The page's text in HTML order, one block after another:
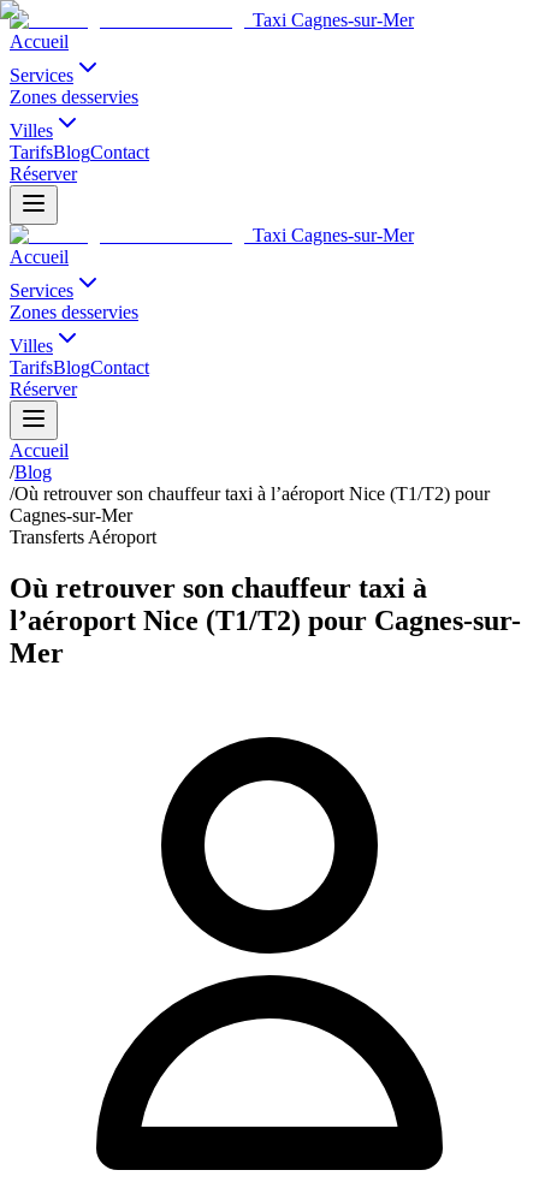
Taxi Cagnes-sur-Mer
Accueil
Services
Zones desservies
Villes
TarifsBlogContact
Réserver
Taxi Cagnes-sur-Mer
Accueil
Services
Zones desservies
Villes
TarifsBlogContact
Réserver
Accueil
/Blog
/Où retrouver son chauffeur taxi à l’aéroport Nice (T1/T2) pour
Cagnes-sur-Mer
Transferts Aéroport
Où retrouver son chauffeur taxi à
l’aéroport Nice (T1/T2) pour Cagnes-sur-
Mer